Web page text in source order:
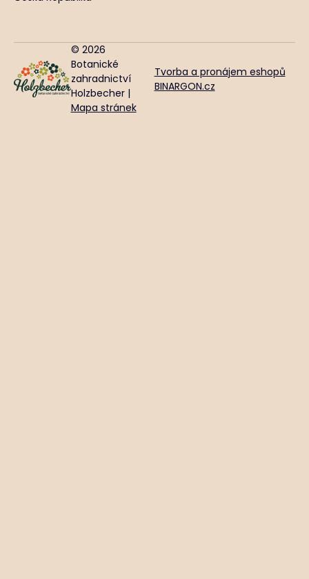
© 2026
Botanické
zahradnictví
Holzbecher |
Mapa stránek
Tvorba a pronájem eshopů
BINARGON.cz